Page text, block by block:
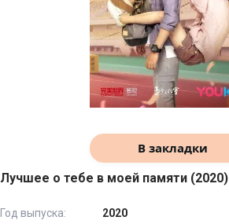
В закладки
Лучшее о тебе в моей памяти (2020)
Год выпуска:
2020